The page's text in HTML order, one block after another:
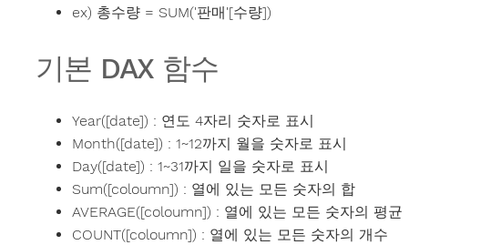
ex) 총수량 = SUM('판매'[수량])
기본 DAX 함수
Year([date]) : 연도 4자리 숫자로 표시
Month([date]) : 1~12까지 월을 숫자로 표시
Day([date]) : 1~31까지 일을 숫자로 표시
Sum([coloumn]) : 열에 있는 모든 숫자의 합
AVERAGE([coloumn]) : 열에 있는 모든 숫자의 평균
COUNT([coloumn]) : 열에 있는 모든 숫자의 개수